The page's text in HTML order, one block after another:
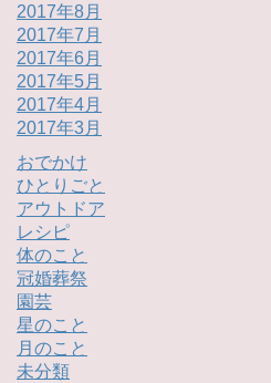
2017年8月
2017年7月
2017年6月
2017年5月
2017年4月
2017年3月
おでかけ
ひとりごと
アウトドア
レシピ
体のこと
冠婚葬祭
園芸
星のこと
月のこと
未分類